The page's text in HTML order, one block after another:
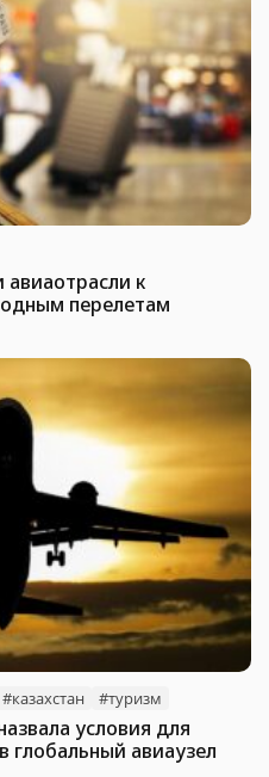
авиаотрасли к
перелетам
#казахстан #туризм
условия для
глобальный авиаузел